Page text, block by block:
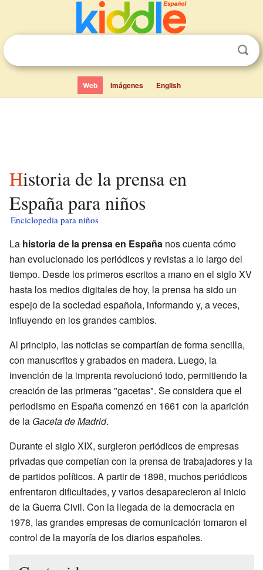
Web Imágenes English
Historia de la prensa en
España para niños
Enciclopedia para niños
La historia de la prensa en España nos cuenta cómo
han evolucionado los periódicos y revistas a lo largo del
tiempo. Desde los primeros escritos a mano en el siglo XV
hasta los medios digitales de hoy, la prensa ha sido un
espejo de la sociedad española, informando y, a veces,
influyendo en los grandes cambios.
Al principio, las noticias se compartían de forma sencilla,
con manuscritos y grabados en madera. Luego, la
invención de la imprenta revolucionó todo, permitiendo la
creación de las primeras "gacetas". Se considera que el
periodismo en España comenzó en 1661 con la aparición
de la Gaceta de Madrid.
Durante el siglo XIX, surgieron periódicos de empresas
privadas que competían con la prensa de trabajadores y la
de partidos políticos. A partir de 1898, muchos periódicos
enfrentaron dificultades, y varios desaparecieron al inicio
de la Guerra Civil. Con la llegada de la democracia en
1978, las grandes empresas de comunicación tomaron el
control de la mayoría de los diarios españoles.